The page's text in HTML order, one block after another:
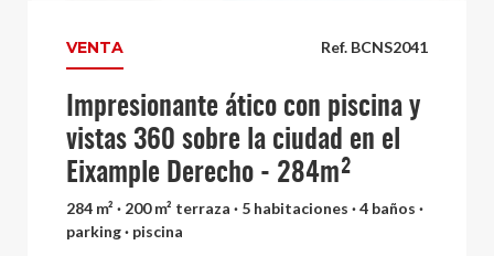
Ref. BCNS2041
VENTA
Impresionante ático con piscina y
vistas 360 sobre la ciudad en el
Eixample Derecho - 284m²
284 m² · 200 m² terraza · 5 habitaciones · 4 baños ·
parking · piscina